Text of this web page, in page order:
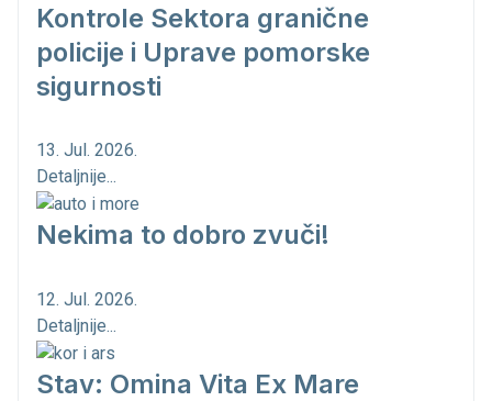
Kontrole Sektora granične
policije i Uprave pomorske
sigurnosti
13. Jul. 2026.
Detaljnije...
Nekima to dobro zvuči!
12. Jul. 2026.
Detaljnije...
Stav: Omina Vita Ex Mare